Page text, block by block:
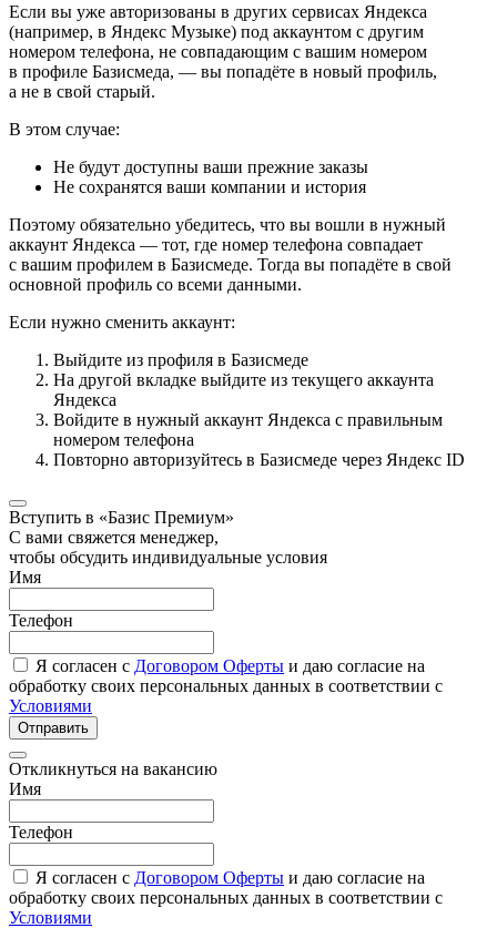
Если вы уже авторизованы в других сервисах Яндекса
(например, в Яндекс Музыке) под аккаунтом с другим
номером телефона, не совпадающим с вашим номером
в профиле Базисмеда, — вы попадёте в новый профиль,
а не в свой старый.
В этом случае:
Не будут доступны ваши прежние заказы
Не сохранятся ваши компании и история
Поэтому обязательно убедитесь, что вы вошли в нужный
аккаунт Яндекса — тот, где номер телефона совпадает
с вашим профилем в Базисмеде. Тогда вы попадёте в свой
основной профиль со всеми данными.
Если нужно сменить аккаунт:
Выйдите из профиля в Базисмеде
На другой вкладке выйдите из текущего аккаунта
Яндекса
Войдите в нужный аккаунт Яндекса с правильным
номером телефона
Повторно авторизуйтесь в Базисмеде через Яндекс ID
Вступить в «Базис Премиум»
С вами свяжется менеджер,
чтобы обсудить индивидуальные условия
Имя
Телефон
Я согласен с Договором Оферты и даю согласие на
обработку своих персональных данных в соответствии с
Условиями
Отправить
Откликнуться на вакансию
Имя
Телефон
Я согласен с Договором Оферты и даю согласие на
обработку своих персональных данных в соответствии с
Условиями